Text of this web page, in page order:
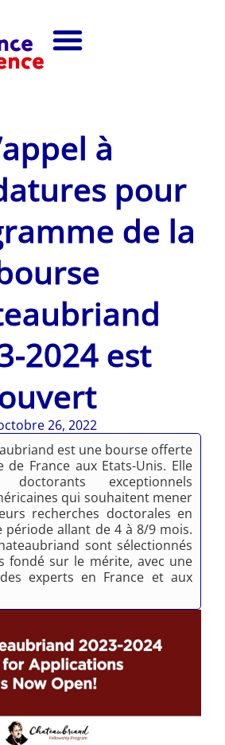
à
pour
de la
2024 est
26, 2022
est une bourse offerte
de France aux Etats-Unis. Elle
exceptionnels
qui souhaitent mener
recherches doctorales en
période allant de 4 à 8/9 mois.
sont sélectionnés
fondé sur le mérite, avec une
experts en France et aux